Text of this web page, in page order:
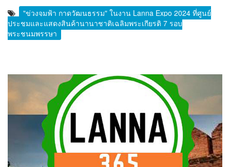
"ข่วงจุมฟ้า กาดวัฒนธรรม" ในงาน Lanna Expo 2024 ที่ศูนย์
ประชุมและแสดงสินค้านานาชาติเฉลิมพระเกียรติ 7 รอบ
พระชนมพรรษา